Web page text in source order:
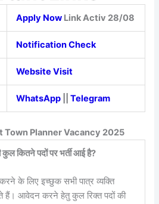
Apply Now Link Activ 28/08
Notification Check
Website Visit
WhatsApp ||Telegram
Town Planner Vacancy 2025
कितने पदों पर भर्ती आई है?
के लिए इच्छुक सभी पात्र व्यक्ति
आवेदन करने हेतु कुल रिक्त पदों की